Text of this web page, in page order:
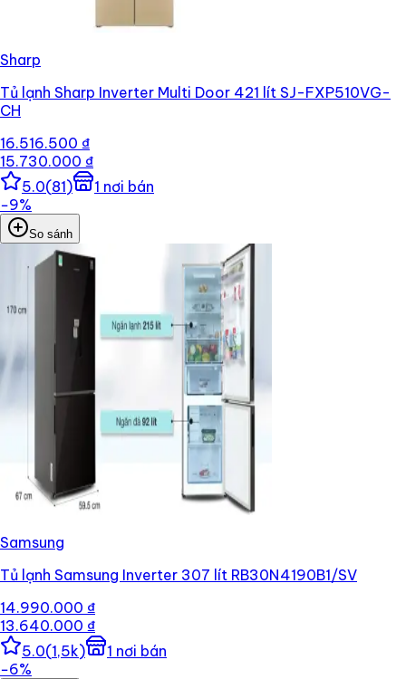
Sharp
Tủ lạnh Sharp Inverter Multi Door 421 lít SJ-FXP510VG-
CH
16.516.500 ₫
15.730.000 ₫
5.0(81) 1 nơi bán
−9%
So sánh
Samsung
Tủ lạnh Samsung Inverter 307 lít RB30N4190B1/SV
14.990.000 ₫
13.640.000 ₫
5.0(1,5k) 1 nơi bán
−6%